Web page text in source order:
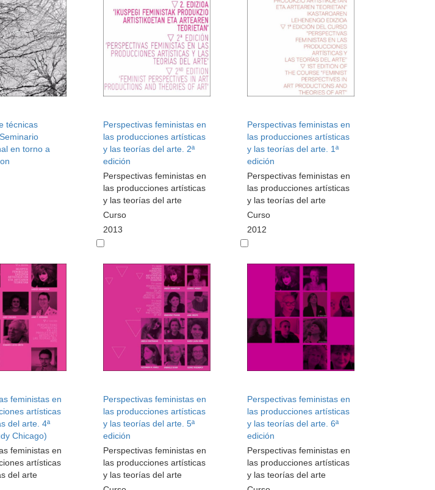
técnicas
en torno a
Perspectivas feministas en
las producciones artísticas
y las teorías del arte. 2ª
edición
Perspectivas feministas en
las producciones artísticas
y las teorías del arte
Curso
2013
Perspectivas feministas en
las producciones artísticas
y las teorías del arte. 1ª
edición
Perspectivas feministas en
las producciones artísticas
y las teorías del arte
Curso
2012
feministas en
artísticas
del arte. 4ª
Chicago)
feministas en
artísticas
del arte
Perspectivas feministas en
las producciones artísticas
y las teorías del arte. 5ª
edición
Perspectivas feministas en
las producciones artísticas
y las teorías del arte
Perspectivas feministas en
las producciones artísticas
y las teorías del arte. 6ª
edición
Perspectivas feministas en
las producciones artísticas
y las teorías del arte